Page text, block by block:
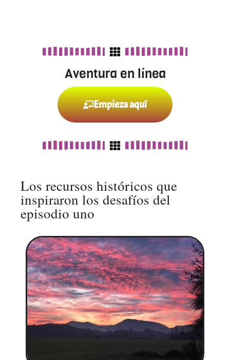
Aventura en línea
Empieza aquí
Los recursos históricos que
inspiraron los desafíos del
episodio uno